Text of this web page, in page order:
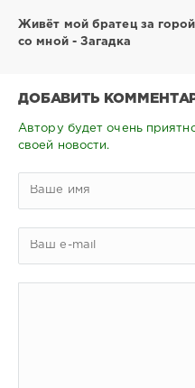
Живёт мой братец за
со мной - Загадка
ДОБАВИТЬ
Автору будет очень
своей новости.